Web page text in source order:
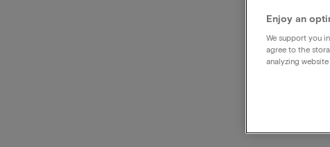
Enjoy an
We support you
agree to the
analyzing website